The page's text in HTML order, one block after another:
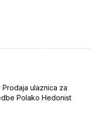
ulaznica za
Polako Hedonist